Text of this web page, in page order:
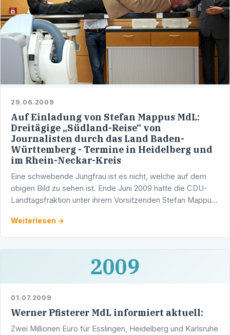
29.06.2009
Auf Einladung von Stefan Mappus MdL:
Dreitägige „Südland-Reise“ von
Journalisten durch das Land Baden-
Württemberg - Termine in Heidelberg und
im Rhein-Neckar-Kreis
Eine schwebende Jungfrau ist es nicht, welche auf dem
obigen Bild zu sehen ist. Ende Juni 2009 hatte die CDU-
Landtagsfraktion unter ihrem Vorsitzenden Stefan Mappus
Weiterlesen →
2009
01.07.2009
Werner Pfisterer MdL informiert aktuell:
Zwei Millionen Euro für Esslingen, Heidelberg und Karlsruhe